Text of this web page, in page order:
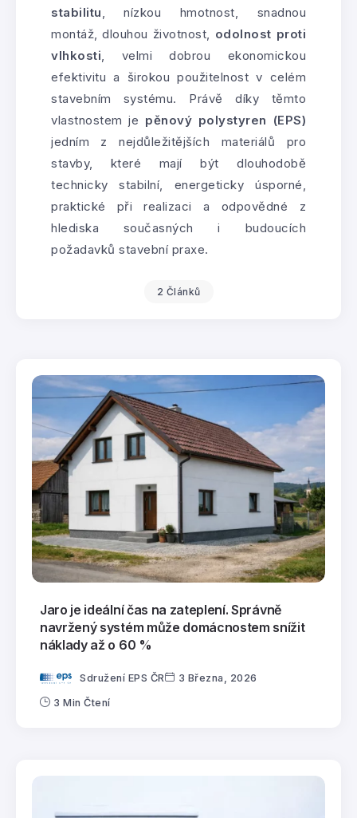
stabilitu, nízkou hmotnost, snadnou
montáž, dlouhou životnost, odolnost proti
vlhkosti, velmi dobrou ekonomickou
efektivitu a širokou použitelnost v celém
stavebním systému. Právě díky těmto
vlastnostem je pěnový polystyren (EPS)
jedním z nejdůležitějších materiálů pro
stavby, které mají být dlouhodobě
technicky stabilní, energeticky úsporné,
praktické při realizaci a odpovědné z
hlediska současných i budoucích
požadavků stavební praxe.
2 Článků
Jaro je ideální čas na zateplení. Správně
navržený systém může domácnostem snížit
náklady až o 60 %
Sdružení EPS ČR 3 Března, 2026
3 Min Čtení